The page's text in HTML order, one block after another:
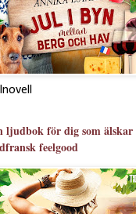
ljudbok för dig som älskar
feelgood